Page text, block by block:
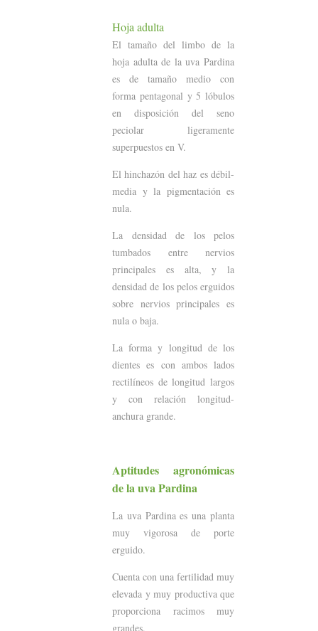
Hoja adulta
El tamaño del limbo de la
hoja adulta de la uva Pardina
es de tamaño medio con
forma pentagonal y 5 lóbulos
en disposición del seno
peciolar ligeramente
superpuestos en V.
El hinchazón del haz es débil-
media y la pigmentación es
nula.
La densidad de los pelos
tumbados entre nervios
principales es alta, y la
densidad de los pelos erguidos
sobre nervios principales es
nula o baja.
La forma y longitud de los
dientes es con ambos lados
rectilíneos de longitud largos
y con relación longitud-
anchura grande.
Aptitudes agronómicas
de la uva Pardina
La uva Pardina es una planta
muy vigorosa de porte
erguido.
Cuenta con una fertilidad muy
elevada y muy productiva que
proporciona racimos muy
grandes.